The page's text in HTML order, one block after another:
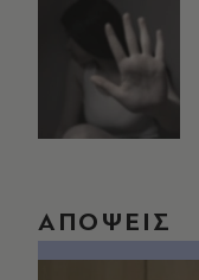
ΑΠΟΨΕΙΣ